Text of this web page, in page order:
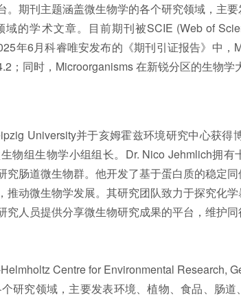
期刊主题涵盖微生物学的各个研究领域，主要
的学术文章。目前期刊被SCIE (Web of
年6月科睿唯安发布的《期刊引证报告》中，
；同时，Microorganisms 在新锐分区的生物学
University并于亥姆霍兹环境研究中心获得
物组生物学小组组长。Dr. Nico Jehmlich拥有
究肠道微生物群。他开发了基于蛋白质的稳定
推动微生物学发展。其研究团队致力于探究化
究人员提供分享微生物研究成果的平台，维护
Centre for Environmental Research,
究领域，主要发表环境、植物、食品、肠道